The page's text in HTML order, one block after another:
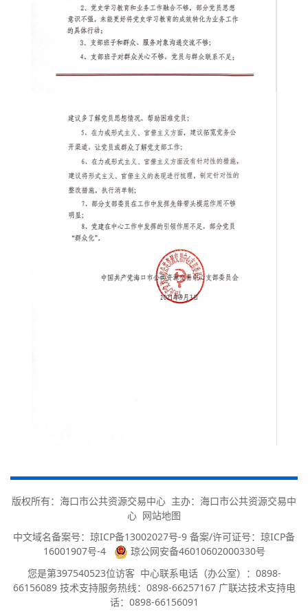
版权所有：海口市公共资源交易中心 主办：海口市公共资源交易中
心 网站地图
中文域名备案号： 琼ICP备13002027号-9 备案/许可证号：琼ICP备
16001907号-4
琼公网安备46010602000330号
您是第397540523位访客 中心联系电话（办公室）：0898-
66156089 技术支持服务热线：0898-66257167 广联达技术支持电
话：0898-66156091